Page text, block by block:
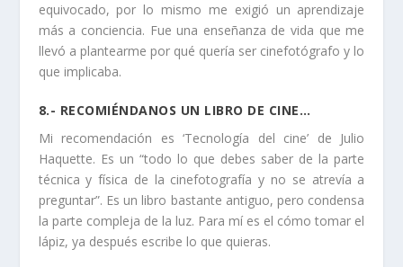
equivocado, por lo mismo me exigió un aprendizaje
más a conciencia. Fue una enseñanza de vida que me
llevó a plantearme por qué quería ser cinefotógrafo y lo
que implicaba.
8.- RECOMIÉNDANOS UN LIBRO DE CINE…
Mi recomendación es ‘Tecnología del cine’ de Julio
Haquette. Es un “todo lo que debes saber de la parte
técnica y física de la cinefotografía y no se atrevía a
preguntar”. Es un libro bastante antiguo, pero condensa
la parte compleja de la luz. Para mí es el cómo tomar el
lápiz, ya después escribe lo que quieras.